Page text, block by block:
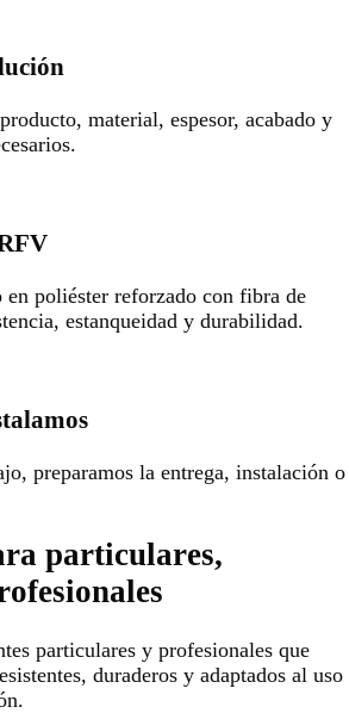
material, espesor, acabado y
en poliéster reforzado con fibra de
estanqueidad y durabilidad.
preparamos la entrega, instalación o
particulares,
particulares y profesionales que
duraderos y adaptados al uso